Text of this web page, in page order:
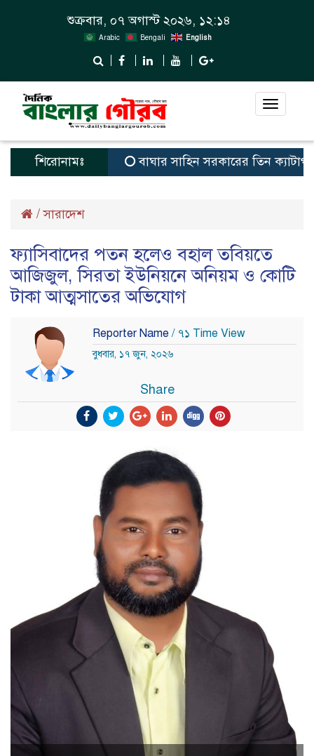
শুক্রবার, ০৭ অগাস্ট ২০২৬, ১২:১৪
Arabic Bengali English
Toggle
শিরোনামঃ বাঘার সাহিন সরকারের তিন
/সারাদেশ
ফ্যাসিবাদের পতন হলেও বহাল তবিয়তে
আজিজুল, সিরতা ইউনিয়নে অনিয়ম ও কোটি
টাকা আত্মসাতের অভিযোগ
Reporter Name / ৭১ Time View
বুধবার, ১৭ জুন, ২০২৬
Share